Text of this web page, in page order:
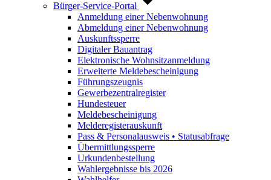
Bürger-Service-Portal
Anmeldung einer Nebenwohnung
Abmeldung einer Nebenwohnung
Auskunftssperre
Digitaler Bauantrag
Elektronische Wohnsitzanmeldung
Erweiterte Meldebescheinigung
Führungszeugnis
Gewerbezentralregister
Hundesteuer
Meldebescheinigung
Melderegisterauskunft
Pass & Personalausweis • Statusabfrage
Übermittlungssperre
Urkundenbestellung
Wahlergebnisse bis 2026